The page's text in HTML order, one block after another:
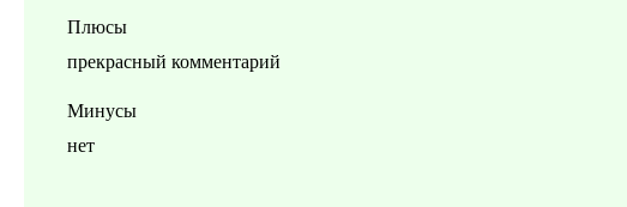
Плюсы
прекрасный комментарий
Минусы
нет